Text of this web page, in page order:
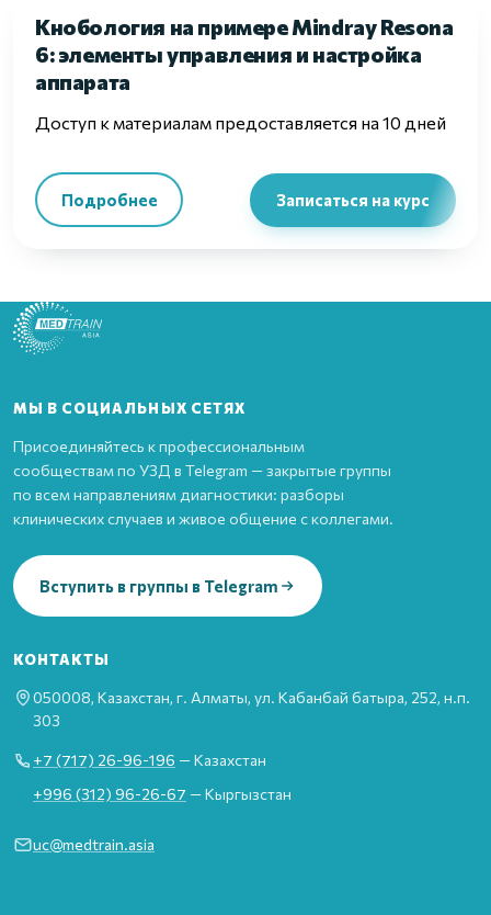
Кнобология на примере Mindray Resona
6: элементы управления и настройка
аппарата
Доступ к материалам предоставляется на 10 дней
Подробнее Записаться на курс
МЫ В СОЦИАЛЬНЫХ СЕТЯХ
Присоединяйтесь к профессиональным
сообществам по УЗД в Telegram — закрытые группы
по всем направлениям диагностики: разборы
клинических случаев и живое общение с коллегами.
Вступить в группы в Telegram
КОНТАКТЫ
050008, Казахстан, г. Алматы, ул. Кабанбай батыра, 252, н.п.
303
+7 (717) 26-96-196 — Казахстан
+996 (312) 96-26-67 — Кыргызстан
uc@medtrain.asia